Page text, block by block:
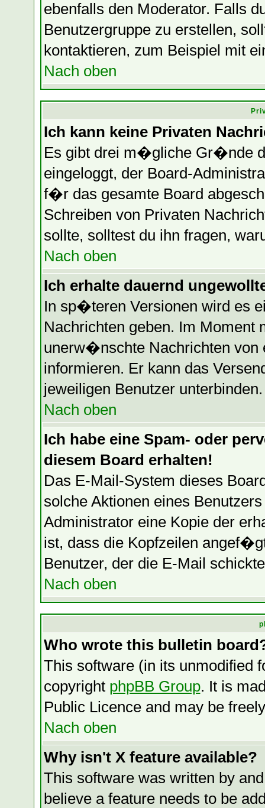
ebenfalls den Moderator. Falls
Benutzergruppe zu erstellen,
kontaktieren, zum Beispiel mit
Nach oben
Ich kann keine Privaten
Es gibt drei m�gliche Gr�nde
eingeloggt, der Board-
f�r das gesamte Board
Schreiben von Privaten
sollte, solltest du ihn fragen,
Nach oben
Ich erhalte dauernd
In sp�teren Versionen wird es
Nachrichten geben. Im Moment
unerw�nschte Nachrichten
informieren. Er kann das
jeweiligen Benutzer unterbinden.
Nach oben
Ich habe eine Spam- oder
diesem Board erhalten!
Das E-Mail-System dieses
solche Aktionen eines
Administrator eine Kopie der
ist, dass die Kopfzeilen
Benutzer, der die E-Mail
Nach oben
Who wrote this bulletin
This software (in its unmodified
copyright phpBB Group. It is
Public Licence and may be
Nach oben
Why isn't X feature available?
This software was written by
believe a feature needs to be